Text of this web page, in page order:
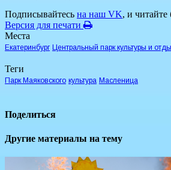
Подписывайтесь на наш VK, и
Версия для печати
Места
Екатеринбург Центральный парк культуры и
Теги
Парк Маяковского культура Масленица
Поделиться
Другие материалы на тему